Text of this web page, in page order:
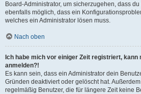
Board-Administrator, um sicherzugehen, dass
ebenfalls möglich, dass ein
welches ein Administrator lösen muss.
Nach oben
Ich habe mich vor einiger Zeit registriert,
anmelden?!
Es kann sein, dass ein Administrator dein
Gründen deaktiviert oder gelöscht hat.
regelmäßig Benutzer, die für längere Zeit keine